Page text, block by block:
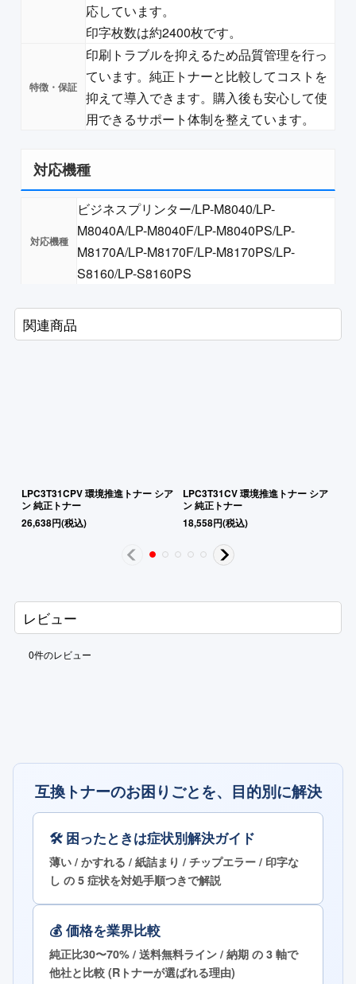
応しています。
印字枚数は約2400枚です。
印刷トラブルを抑えるため品質管理を行っ
ています。純正トナーと比較してコストを
抑えて導入できます。購入後も安心して使
用できるサポート体制を整えています。
対応機種
ビジネスプリンター/LP-M8040/LP-
M8040A/LP-M8040F/LP-M8040PS/LP-
M8170A/LP-M8170F/LP-M8170PS/LP-
S8160/LP-S8160PS
関連商品
LPC3T31CPV 環境推進トナー シア
ン 純正トナー
26,638円(税込)
LPC3T31CV 環境推進トナー シア
ン 純正トナー
18,558円(税込)
レビュー
0件のレビュー
互換トナーのお困りごとを、目的別に解決
🛠 困ったときは症状別解決ガイド
薄い / かすれる / 紙詰まり / チップエラー / 印字な
し の 5 症状を対処手順つきで解説
💰 価格を業界比較
純正比30〜70% / 送料無料ライン / 納期 の 3 軸で
他社と比較 (Rトナーが選ばれる理由)